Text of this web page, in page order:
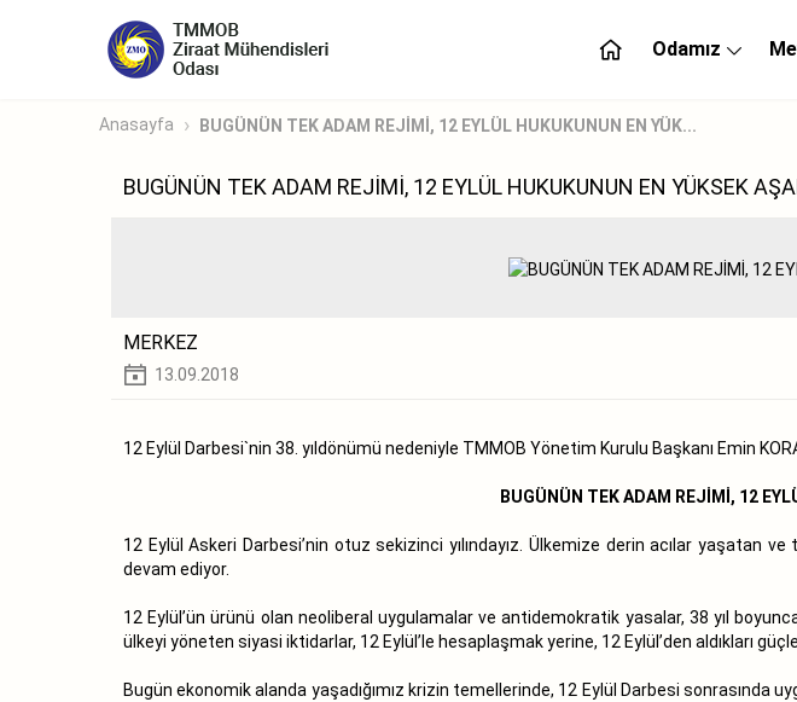
Odamız
Anasayfa BUGÜNÜN TEK ADAM REJİMİ, 12 EYLÜL HUKUKUNUN EN YÜK...
BUGÜNÜN TEK ADAM REJİMİ, 12 EYLÜL HUKUKUNUN EN YÜKSEK
MERKEZ
13.09.2018
12 Eylül Darbesi`nin 38. yıldönümü nedeniyle TMMOB Yönetim Kurulu Başkanı Emin
BUGÜNÜN TEK ADAM REJİMİ, 12
12 Eylül Askeri Darbesi’nin otuz sekizinci yılındayız. Ülkemize derin acılar yaşatan
devam ediyor.
12 Eylül’ün ürünü olan neoliberal uygulamalar ve antidemokratik yasalar, 38 yıl
ülkeyi yöneten siyasi iktidarlar, 12 Eylül’le hesaplaşmak yerine, 12 Eylül’den aldıkları
Bugün ekonomik alanda yaşadığımız krizin temellerinde, 12 Eylül Darbesi sonrasında